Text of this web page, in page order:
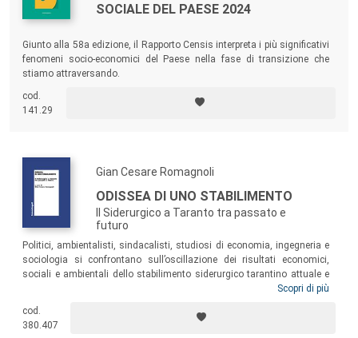
SOCIALE DEL PAESE 2024
Giunto alla 58a edizione, il Rapporto Censis interpreta i più significativi
fenomeni socio-economici del Paese nella fase di transizione che
stiamo attraversando.
cod.
141.29
Gian Cesare Romagnoli
ODISSEA DI UNO STABILIMENTO
Il Siderurgico a Taranto tra passato e
futuro
Politici, ambientalisti, sindacalisti, studiosi di economia, ingegneria e
sociologia si confrontano sull’oscillazione dei risultati economici,
sociali e ambientali dello stabilimento siderurgico tarantino attuale e
delle sue precedenti ragioni sociali, a partire dal IV Centro siderurgico
notevole messe di studi, analisi, articoli, oltre ai processi di ogni grado
della magistratura italiana ed europea, che hanno continuato a
Scopri di più
cod.
380.407